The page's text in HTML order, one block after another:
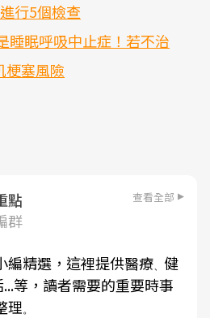
行5個檢查
睡眠呼吸中止症！若不治
梗塞風險
點 查看全部
群
編精選，這裡提供醫療、 健
...等，讀者需要的重要時事
理。